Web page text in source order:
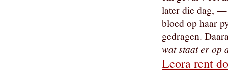
later die dag, —
bloed op haar
gedragen.
wat staat er op
Leora rent